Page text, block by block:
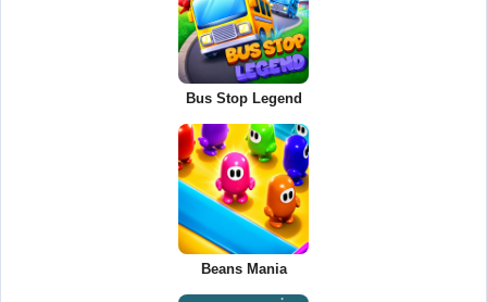
Bus Stop Legend
Beans Mania